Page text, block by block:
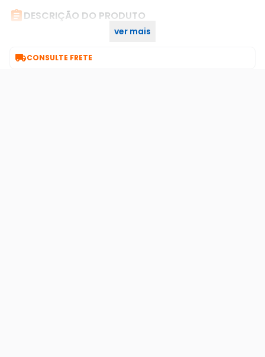
DESCRIÇÃO DO PRODUTO
ver mais
CONSULTE FRETE